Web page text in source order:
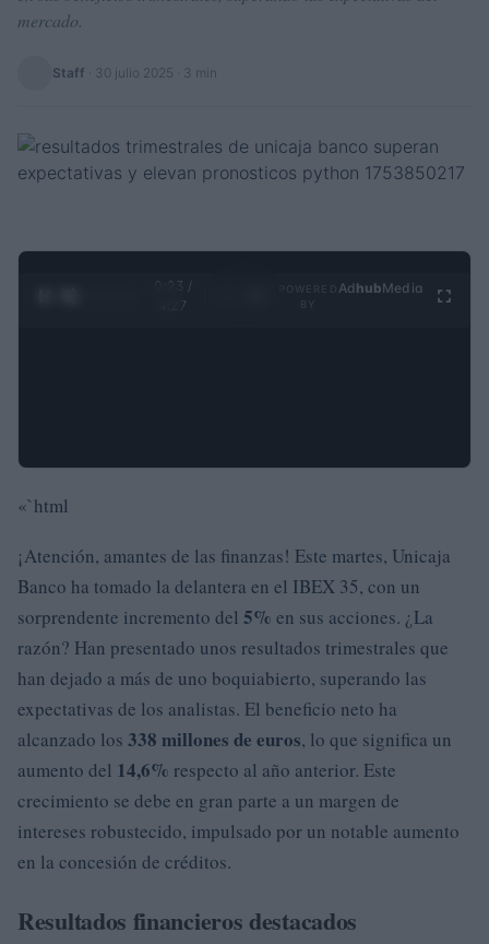
mercado.
Staff 30 julio 2025 · 3 min
0:24 /
4:27
Ad hubMedia
«`html
¡Atención, amantes de las finanzas! Este martes, Unicaja
Banco ha tomado la delantera en el IBEX 35, con un
sorprendente incremento del 5% en sus acciones. ¿La
razón? Han presentado unos resultados trimestrales que
han dejado a más de uno boquiabierto, superando las
expectativas de los analistas. El beneficio neto ha
alcanzado los 338 millones de euros, lo que significa un
aumento del 14,6% respecto al año anterior. Este
crecimiento se debe en gran parte a un margen de
intereses robustecido, impulsado por un notable aumento
en la concesión de créditos.
Resultados financieros destacados